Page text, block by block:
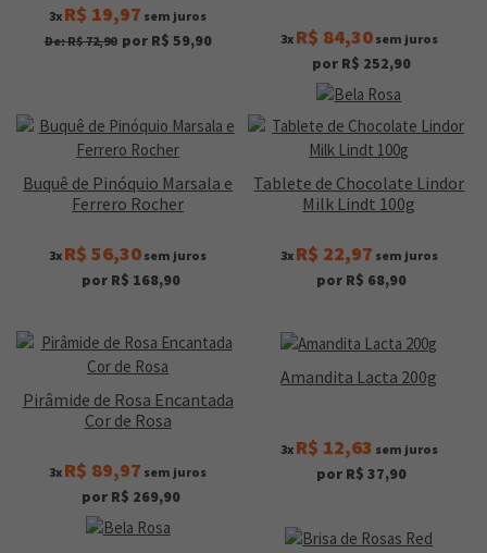
3x R$ 19,97 sem juros
De: R$ 72,90 por R$ 59,90 3x R$ 84,30sem juros
por R$ 252,90
Buquê de Pinóquio Marsala e
Ferrero Rocher
3x R$ 56,30 sem juros
por R$ 168,90
Tablete de Chocolate Lindor
Milk Lindt 100g
3x R$ 22,97 sem juros
por R$ 68,90
Pirâmide de Rosa Encantada
Cor de Rosa
3x R$ 89,97 sem juros
por R$ 269,90
Amandita Lacta 200g
3x R$ 12,63 sem juros
por R$ 37,90